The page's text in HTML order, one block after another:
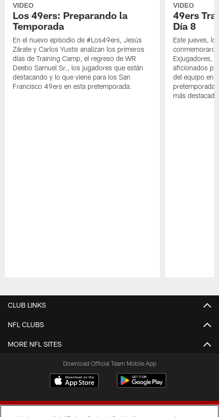
VIDEO
Los 49ers: Preparando la
Temporada
En el nuevo episodio de #Los49ers, Jesús
Zárate y Carlos Yustis analizan los primeros
días de Training Camp, el regreso de WR
Deebo Samuel Sr., los jugadores que están
destacando y lo que viene para los San
Francisco 49ers en esta pretemporada.
VIDEO
49ers
Día 8
Este jueves,
Exjugadores,
aficionados
del equipo en
pretemporada
más
CLUB LINKS
NFL CLUBS
MORE NFL SITES
Download Official Team Mobile App